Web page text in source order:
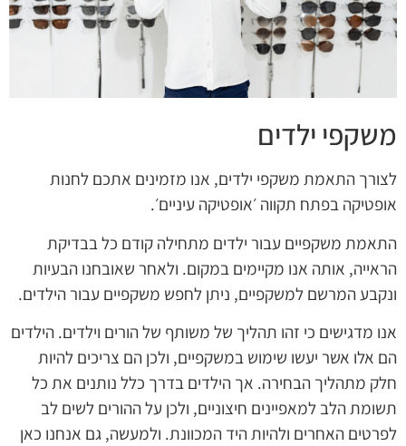
משקפי ילדים
לצורך התאמת משקפי ילדים, אנו מזמינים אתכם לחנות
אופטיקה בפתח תקווה ׳אופטיקה עיניים׳.
התאמת משקפיים עבור ילדים מתחילה קודם כל בבדיקת
הראייה, אותה אנו מקיימים במקום. ולאחר שאובחנו הבעיות
ונקבע המרשם למשקפיים, ניתן לחפש משקפיים עבור הילדים.
אנו מדגישים כי זהו תהליך של משותף של הורים וילדים. הילדים
הם אלו אשר יעשו שימוש במשקפיים, ולכן הם צריכים להיות
חלק מתהליך הבחירה. אך הילדים בדרך כלל נותנים את כל
תשומת הלב למאפיינים חיצוניים, ולכן על ההורים לשים לב
לפרטים האחרים ולהיות היד המכוונת. ולמעשה, גם אנחנו כאן